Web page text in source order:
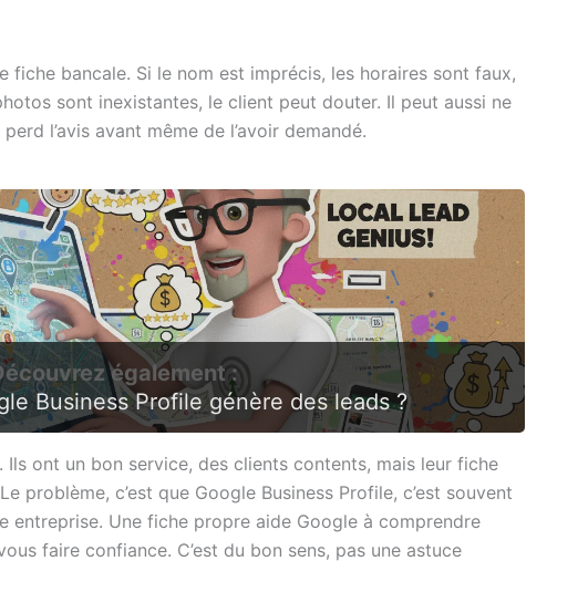
fiche bancale. Si le nom est imprécis, les horaires sont faux,
sont inexistantes, le client peut douter. Il peut aussi ne
l’avis avant même de l’avoir demandé.
également :
Business Profile génère des leads ?
ont un bon service, des clients contents, mais leur fiche
problème, c’est que Google Business Profile, c’est souvent
entreprise. Une fiche propre aide Google à comprendre
faire confiance. C’est du bon sens, pas une astuce